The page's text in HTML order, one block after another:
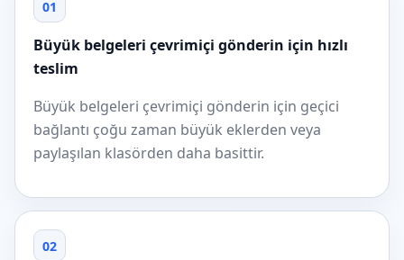
01
Büyük belgeleri çevrimiçi gönderin için hızlı
teslim
Büyük belgeleri çevrimiçi gönderin için geçici
bağlantı çoğu zaman büyük eklerden veya
paylaşılan klasörden daha basittir.
02